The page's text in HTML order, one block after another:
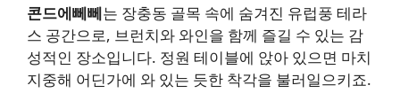
콘드에뻬뻬는 장충동 골목 속에 숨겨진 유럽풍 테라
스 공간으로, 브런치와 와인을 함께 즐길 수 있는 감
성적인 장소입니다. 정원 테이블에 앉아 있으면 마치
지중해 어딘가에 와 있는 듯한 착각을 불러일으키죠.